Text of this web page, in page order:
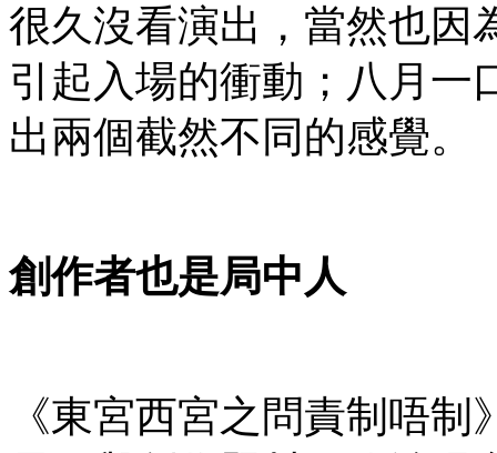
很久沒看演出，當然也因
引起入場的衝動；八月一
出兩個截然不同的感覺。
創作者也是局中人
《東宮西宮之問責制唔